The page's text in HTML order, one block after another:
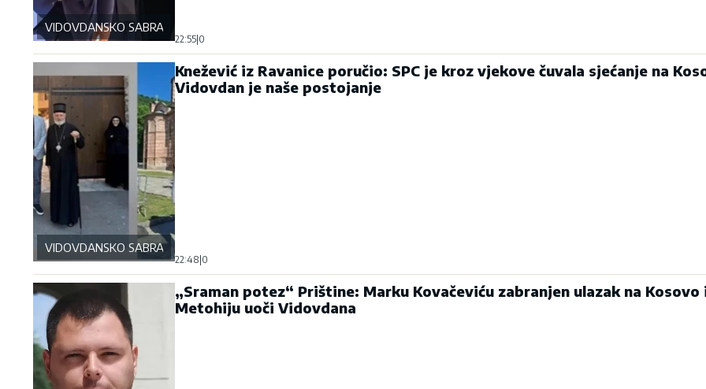
VIDOVDANSKO SABRANJE
22:55 0
VIDOVDANSKO SABRANJE
Knežević iz Ravanice poručio: SPC je kroz vjekove čuvala sjećanje na
Vidovdan je naše postojanje
22:48 0
„Sraman potez“ Prištine: Marku Kovačeviću zabranjen ulazak na Kosovo
Metohiju uoči Vidovdana